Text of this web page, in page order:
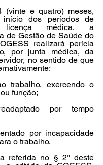
(vinte e quatro) meses,
início dos períodos de
médica, a
de Gestão de Saúde do
realizará perícia
por junta médica, da
no sentido de que
trabalho, exercendo o
função;
por tempo
por incapacidade
o trabalho.
referida no § 2º deste